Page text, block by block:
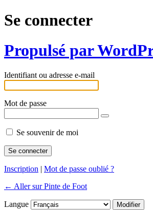
Se connecter
Propulsé par
Identifiant ou adresse e-mail
Mot de passe
Se souvenir de moi
Inscription | Mot de passe oublié ?
← Aller sur Pinte de Foot
Langue